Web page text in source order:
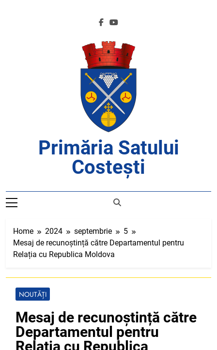
Primăria Satului
Costești
Home 2024 septembrie
5
Mesaj de recunoștință către Departamentul pentru
Relația cu Republica Moldova
NOUTĂȚI
Mesaj de recunoștință către
Departamentul pentru
Relația cu Republica